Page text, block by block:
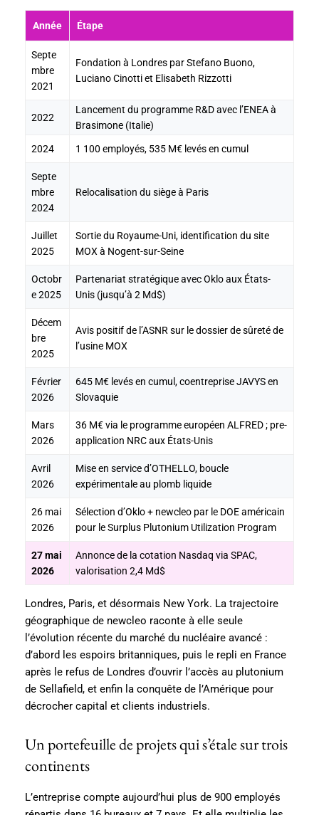
Année Étape
Septe
mbre
2021
Fondation à Londres par Stefano Buono,
Luciano Cinotti et Elisabeth Rizzotti
2022
Lancement du programme R&D avec l’ENEA à
Brasimone (Italie)
2024 1 100 employés, 535 M€ levés en cumul
Septe
mbre
2024
Relocalisation du siège à Paris
Juillet
2025
Sortie du Royaume-Uni, identification du site
MOX à Nogent-sur-Seine
Octobr
e 2025
Partenariat stratégique avec Oklo aux États-
Unis (jusqu’à 2 Md$)
Décem
bre
2025
Avis positif de l’ASNR sur le dossier de sûreté de
l’usine MOX
Février
2026
645 M€ levés en cumul, coentreprise JAVYS en
Slovaquie
Mars
2026
36 M€ via le programme européen ALFRED ; pre-
application NRC aux États-Unis
Avril
2026
Mise en service d’OTHELLO, boucle
expérimentale au plomb liquide
26 mai
2026
Sélection d’Oklo + newcleo par le DOE américain
pour le Surplus Plutonium Utilization Program
27 mai
2026
Annonce de la cotation Nasdaq via SPAC,
valorisation 2,4 Md$
Londres, Paris, et désormais New York. La trajectoire
géographique de newcleo raconte à elle seule
l’évolution récente du marché du nucléaire avancé :
d’abord les espoirs britanniques, puis le repli en France
après le refus de Londres d’ouvrir l’accès au plutonium
de Sellafield, et enfin la conquête de l’Amérique pour
décrocher capital et clients industriels.
Un portefeuille de projets qui s’étale sur trois
continents
L’entreprise compte aujourd’hui plus de 900 employés